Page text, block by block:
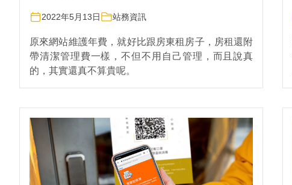
2022年5月13日 站務資訊
原來網站維護年費，就好比跟房東租房子，房租還附
帶清潔管理費一樣，不但不用自己管理，而且說真
的，其實還真不算貴呢。